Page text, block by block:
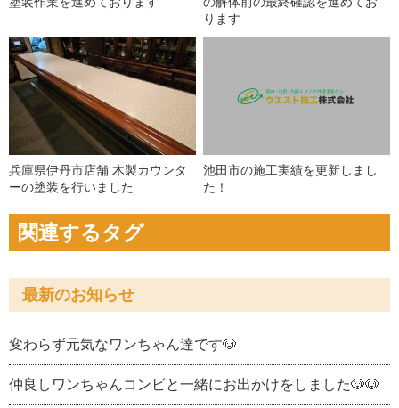
ります
兵庫県伊丹市店舗 木製カウンタ
ーの塗装を行いました
池田市の施工実績を更新しまし
た！
関連するタグ
最新のお知らせ
変わらず元気なワンちゃん達です🐶
仲良しワンちゃんコンビと一緒にお出かけをしました🐶🐶